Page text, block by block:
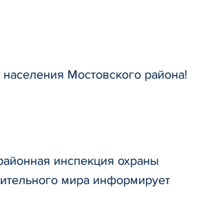
Мостовского района!
инспекция охраны
мира информирует